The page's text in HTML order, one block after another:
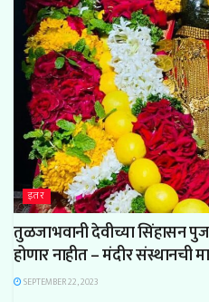
इतर
तुळजाभवानी देवीच्या सिंहासन
होणार नाहीत – मंदीर संस्थानची
SEPTEMBER 22, 2023